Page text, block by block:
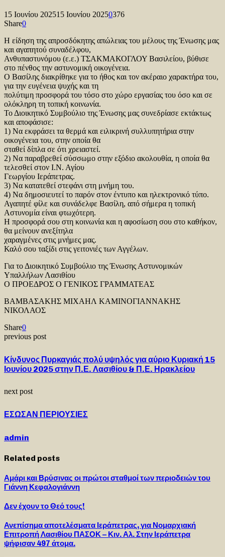
15 Ιουνίου 202515 Ιουνίου 20250376
Share0
Η είδηση της απροσδόκητης απώλειας του μέλους της Ένωσης μας
και αγαπητού συναδέλφου,
Ανθυπαστυνόμου (ε.ε.) ΤΣΑΚΜΑΚΟΓΛΟΥ Βασιλείου, βύθισε
στο πένθος την αστυνομική οικογένεια.
Ο Βασίλης διακρίθηκε για το ήθος και τον ακέραιο χαρακτήρα του,
για την ευγένεια ψυχής και τη
πολύτιμη προσφορά του τόσο στο χώρο εργασίας του όσο και σε
ολόκληρη τη τοπική κοινωνία.
Το Διοικητικό Συμβούλιο της Ένωσης μας συνεδρίασε εκτάκτως
και αποφάσισε:
1) Να εκφράσει τα θερμά και ειλικρινή συλλυπητήρια στην
οικογένεια του, στην οποία θα
σταθεί δίπλα σε ότι χρειαστεί.
2) Να παραβρεθεί σύσσωμο στην εξόδιο ακολουθία, η οποία θα
τελεσθεί στον Ι.Ν. Αγίου
Γεωργίου Ιεράπετρας.
3) Να κατατεθεί στεφάνι στη μνήμη του.
4) Να δημοσιευτεί το παρόν στον έντυπο και ηλεκτρονικό τύπο.
Αγαπητέ φίλε και συνάδελφε Βασίλη, από σήμερα η τοπική
Αστυνομία είναι φτωχότερη.
Η προσφορά σου στη κοινωνία και η αφοσίωση σου στο καθήκον,
θα μείνουν ανεξίτηλα
χαραγμένες στις μνήμες μας.
Καλό σου ταξίδι στις γειτονιές των Αγγέλων.
Για το Διοικητικό Συμβούλιο της Ένωσης Αστυνομικών
Υπαλλήλων Λασιθίου
Ο ΠΡΟΕΔΡΟΣ Ο ΓΕΝΙΚΟΣ ΓΡΑΜΜΑΤΕΑΣ
ΒΑΜΒΑΣΑΚΗΣ ΜΙΧΑΗΛ ΚΑΜΙΝΟΓΙΑΝΝΑΚΗΣ
ΝΙΚΟΛΑΟΣ
Share0
previous post
Κίνδυνος Πυρκαγιάς πολύ υψηλός για αύριο Κυριακή 15
Ιουνίου 2025 στην Π.Ε. Λασιθίου & Π.Ε. Ηρακλείου
next post
ΕΣΩΣΑΝ ΠΕΡΙΟΥΣΙΕΣ
admin
Related posts
Αμάρι και Βρύσινας οι πρώτοι σταθμοί των περιοδειών του
Γιάννη Κεφαλογιάννη
Δεν έχουν το Θεό τους!
Ανεπίσημα αποτελέσματα Ιεράπετρας, για Νομαρχιακή
Επιτροπή Λασιθίου ΠΑΣΟΚ – Κιν. Αλ. Στην Ιεράπετρα
ψήφισαν 497 άτομα.